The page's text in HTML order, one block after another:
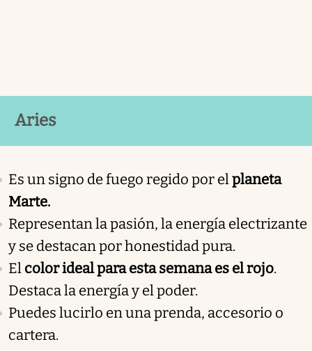
Aries
Es un signo de fuego regido por elplaneta
Marte.
Representan la pasión, la energía electrizante
y se destacan por honestidad pura.
El color ideal para esta semana es el rojo.
Destaca la energía y el poder.
Puedes lucirlo en una prenda, accesorio o
cartera.